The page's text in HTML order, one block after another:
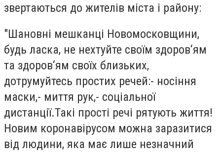
звертаються до жителів міста і району:
"Шановні мешканці Новомосковщини,
будь ласка, не нехтуйте своїм здоров‘ям
та здоров‘ям своїх близьких,
дотрумуйтесь простих речей:- носіння
маски,- миття рук,- соціальної
дистанції.Такі прості речі рятують життя!
Новим коронавірусом можна заразитися
від людини, яка має лише незначний